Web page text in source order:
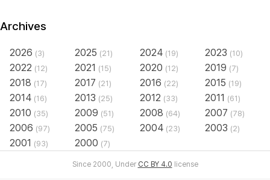
Archives
2026 (3) 2025 (21) 2024 (19) 2023 (10)
2022 (12) 2021 (15) 2020 (12) 2019 (7)
2018 (17) 2017 (21) 2016 (22) 2015 (19)
2014 (16) 2013 (25) 2012 (33) 2011 (61)
2010 (35) 2009 (51) 2008 (64) 2007 (78)
2006 (97) 2005 (75) 2004 (23) 2003 (2)
2001 (93) 2000 (7)
Since 2000, Under CC BY 4.0 license